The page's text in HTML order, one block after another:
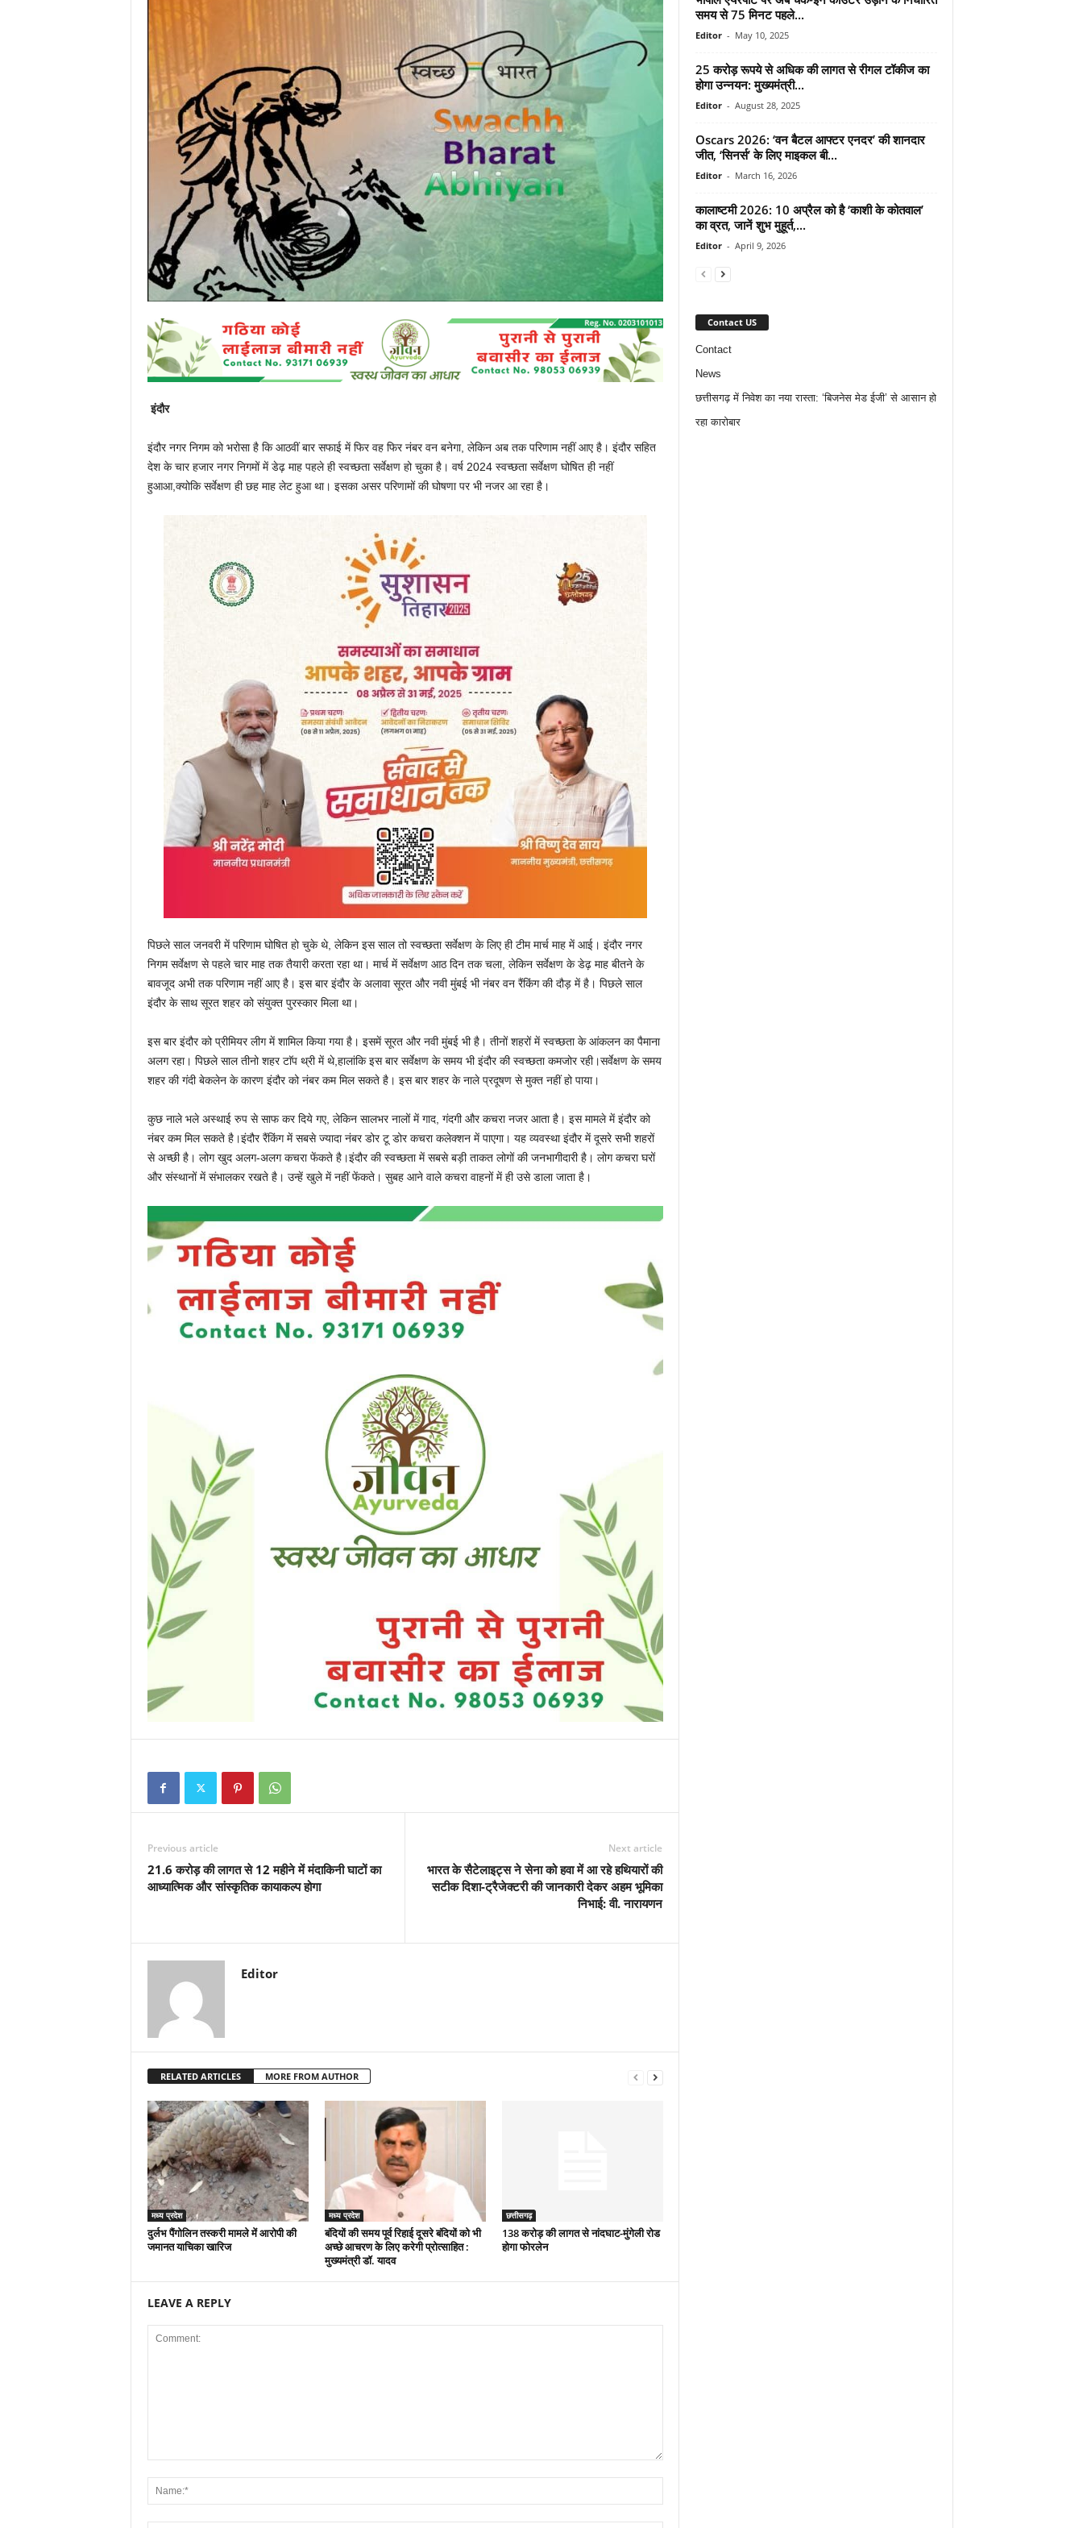
P
t
a
इंदौर
इंदौर नगर निगम को भरोसा है कि आठवीं बार सफाई में फिर वह फिर नंबर वन बनेगा, लेकिन अब तक परिणाम नहीं आए है। इंदौर सहित
देश के चार हजार नगर निगमों में डेढ़ माह पहले ही स्वच्छता सर्वेक्षण हो चुका है। वर्ष 2024 स्वच्छता सर्वेक्षण घोषित ही नहीं
हुआआ,क्योकि सर्वेक्षण ही छह माह लेट हुआ था। इसका असर परिणामों की घोषणा पर भी नजर आ रहा है।
पिछले साल जनवरी में परिणाम घोषित हो चुके थे, लेकिन इस साल तो स्वच्छता सर्वेक्षण के लिए ही टीम मार्च माह में आई। इंदौर नगर
निगम सर्वेक्षण से पहले चार माह तक तैयारी करता रहा था। मार्च में सर्वेक्षण आठ दिन तक चला, लेकिन सर्वेक्षण के डेढ़ माह बीतने के
बावजूद अभी तक परिणाम नहीं आए है। इस बार इंदौर के अलावा सूरत और नवी मुंबई भी नंबर वन रैंकिंग की दौड़ में है। पिछले साल
इंदौर के साथ सूरत शहर को संयुक्त पुरस्कार मिला था।
इस बार इंदौर को प्रीमियर लीग में शामिल किया गया है। इसमें सूरत और नवी मुंबई भी है। तीनों शहरों में स्वच्छता के आंकलन का पैमाना
अलग रहा। पिछले साल तीनो शहर टाॅप थ्री में थे,हालांकि इस बार सर्वेक्षण के समय भी इंदौर की स्वच्छता कमजोर रही।सर्वेक्षण के समय
शहर की गंदी बेकलेन के कारण इंदौर को नंबर कम मिल सकते है। इस बार शहर के नाले प्रदूषण से मुक्त नहीं हो पाया।
कुछ नाले भले अस्थाई रुप से साफ कर दिये गए, लेकिन सालभर नालों में गाद, गंदगी और कचरा नजर आता है। इस मामले में इंदौर को
नंबर कम मिल सकते है।इंदौर रैंकिंग में सबसे ज्यादा नंबर डोर टू डोर कचरा कलेक्शन में पाएगा। यह व्यवस्था इंदौर में दूसरे सभी शहरों
से अच्छी है। लोग खुद अलग-अलग कचरा फेंकते है।इंदौर की स्वच्छता में सबसे बड़ी ताकत लोगों की जनभागीदारी है। लोग कचरा घरों
और संस्थानों में संभालकर रखते है। उन्हें खुले में नहीं फेंकते। सुबह आने वाले कचरा वाहनों में ही उसे डाला जाता है।
Previous article
21.6 करोड़ की लागत से 12 महीने में मंदाकिनी घाटों का
आध्यात्मिक और सांस्कृतिक कायाकल्प होगा
Next article
भारत के सैटेलाइट्स ने सेना को हवा में आ रहे हथियारों की
सटीक दिशा-ट्रैजेक्टरी की जानकारी देकर अहम भूमिका
निभाई: वी. नारायणन
Editor
RELATED ARTICLES MORE FROM AUTHOR
मध्य प्रदेश
दुर्लभ पैंगोलिन तस्करी मामले में आरोपी की
जमानत याचिका खारिज
मध्य प्रदेश
बंदियों की समय पूर्व रिहाई दूसरे बंदियों को भी
अच्छे आचरण के लिए करेगी प्रोत्साहित :
मुख्यमंत्री डॉ. यादव
छत्तीसगढ़
138 करोड़ की लागत से नांदघाट-मुंगेली रोड
होगा फोरलेन
LEAVE A REPLY
समय से 75 मिनट पहले...
Editor - May 10, 2025
25 करोड़ रूपये से अधिक की लागत से रीगल टॉकीज का
होगा उन्नयन: मुख्यमंत्री...
Editor - August 28, 2025
Oscars 2026: ‘वन बैटल आफ्टर एनदर’ की शानदार
जीत, ‘सिनर्स’ के लिए माइकल बी...
Editor - March 16, 2026
कालाष्टमी 2026: 10 अप्रैल को है ‘काशी के कोतवाल’
का व्रत, जानें शुभ मुहूर्त,...
Editor - April 9, 2026
Contact US
Contact
News
छत्तीसगढ़ में निवेश का नया रास्ता: ‘बिजनेस मेड ईजी’ से आसान हो
रहा कारोबार